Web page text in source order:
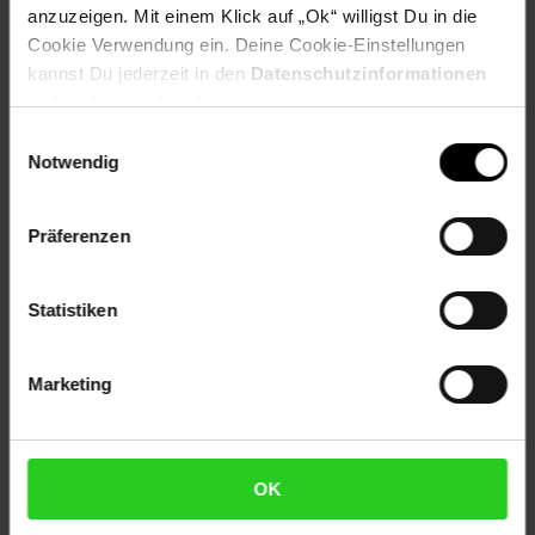
anzuzeigen. Mit einem Klick auf „Ok“ willigst Du in die
Cookie Verwendung ein. Deine Cookie-Einstellungen
kannst Du jederzeit in den Datenschutzinformationen
ändern bzw. widerrufen.
Notwendig
Präferenzen
Statistiken
Marketing
OK
Artikel gehört zur Kategorie:Online-Monatsangebote